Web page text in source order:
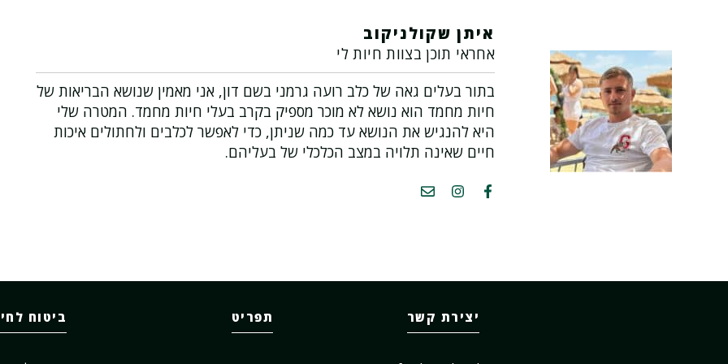
איתן שקולניקוב
אחראי תוכן בצוות חיות לי
בתור בעלים גאה של כלב רועה גרמני בשם דון, אני מאמין שנושא הבריאות של
חיות מחמד הוא נושא לא מוכר מספיק בקרב בעלי חיות מחמד. המטרה שלי
היא להנגיש את הנושא עד כמה שניתן, כדי לאפשר לכלבים ולחתולים איכות
חיים שאינה תלויה במצב הכלכלי של בעליהם.
יצירת קשר תפריט ביטוח